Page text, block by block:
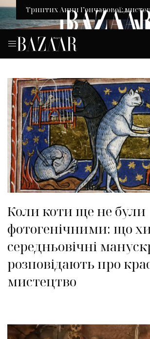
Триптих Анни Гончарової:
Коли коти ще не були
фотогенічними: що
середньовічні
розповідають про
мистецтво